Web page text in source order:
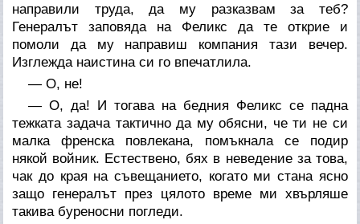
направили труда, да му разказвам за теб?
Генералът заповяда на Феликс да те открие и
помоли да му направиш компания тази вечер.
Изглежда наистина си го впечатлила.
— О, не!
— О, да! И тогава на бедния Феликс се падна
тежката задача тактично да му обясни, че ти не си
малка френска повлекана, помъкнала се подир
някой войник. Естествено, бях в неведение за това,
чак до края на съвещанието, когато ми стана ясно
защо генералът през цялото време ми хвърляше
такива буреносни погледи.